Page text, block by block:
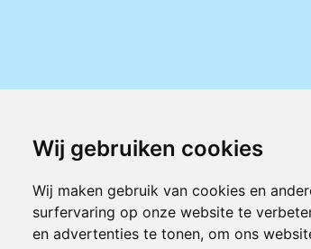
Wij gebruiken cookies
Wij maken gebruik van cookies en
surfervaring op onze website te
en advertenties te tonen, om ons